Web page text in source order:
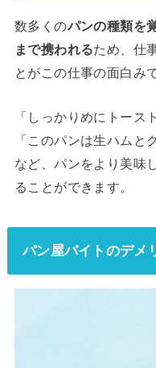
数多くのパンの種類を
まで携われるため、仕
とがこの仕事の面白み
「しっかりめにトース
「このパンは生ハムと
など、パンをより美味
ることができます。
パン屋バイトのデメ